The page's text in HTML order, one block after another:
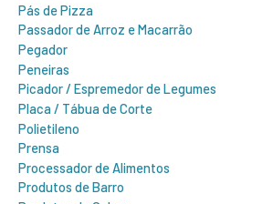
Pás de Pizza
Passador de Arroz e Macarrão
Pegador
Peneiras
Picador / Espremedor de Legumes
Placa / Tábua de Corte
Polietileno
Prensa
Processador de Alimentos
Produtos de Barro